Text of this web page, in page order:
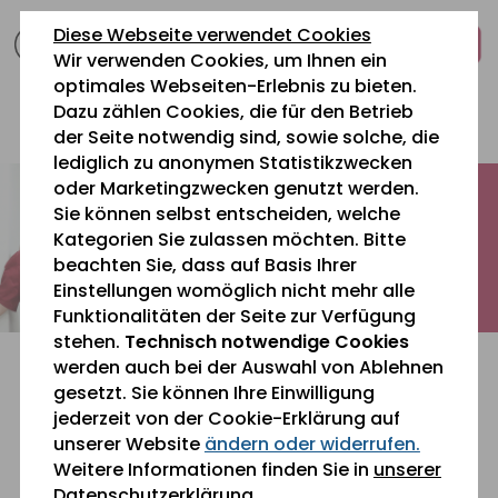
Diese Webseite verwendet Cookies
Wir verwenden Cookies, um Ihnen ein
optimales Webseiten-Erlebnis zu bieten.
Dazu zählen Cookies, die für den Betrieb
der Seite notwendig sind, sowie solche, die
lediglich zu anonymen Statistikzwecken
oder Marketingzwecken genutzt werden.
Sie können selbst entscheiden, welche
Kategorien Sie zulassen möchten. Bitte
beachten Sie, dass auf Basis Ihrer
Einstellungen womöglich nicht mehr alle
Funktionalitäten der Seite zur Verfügung
stehen. Technisch notwendige Cookies
werden auch bei der Auswahl von Ablehnen
gesetzt. Sie können Ihre Einwilligung
jederzeit von der Cookie-Erklärung auf
unserer Website ändern oder widerrufen.
Weitere Informationen finden Sie in unserer
zum
Inhalt
springen
zur
Navigation
springen
zum
Fußbereich
springen
0 26 42 40 60
Sie befinden sich gerade hier: